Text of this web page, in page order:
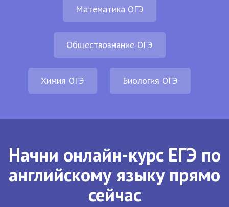
Математика ОГЭ
Обществознание ОГЭ
Химия ОГЭ Биология ОГЭ
Начни онлайн-курс ЕГЭ по
английскому языку прямо
сейчас